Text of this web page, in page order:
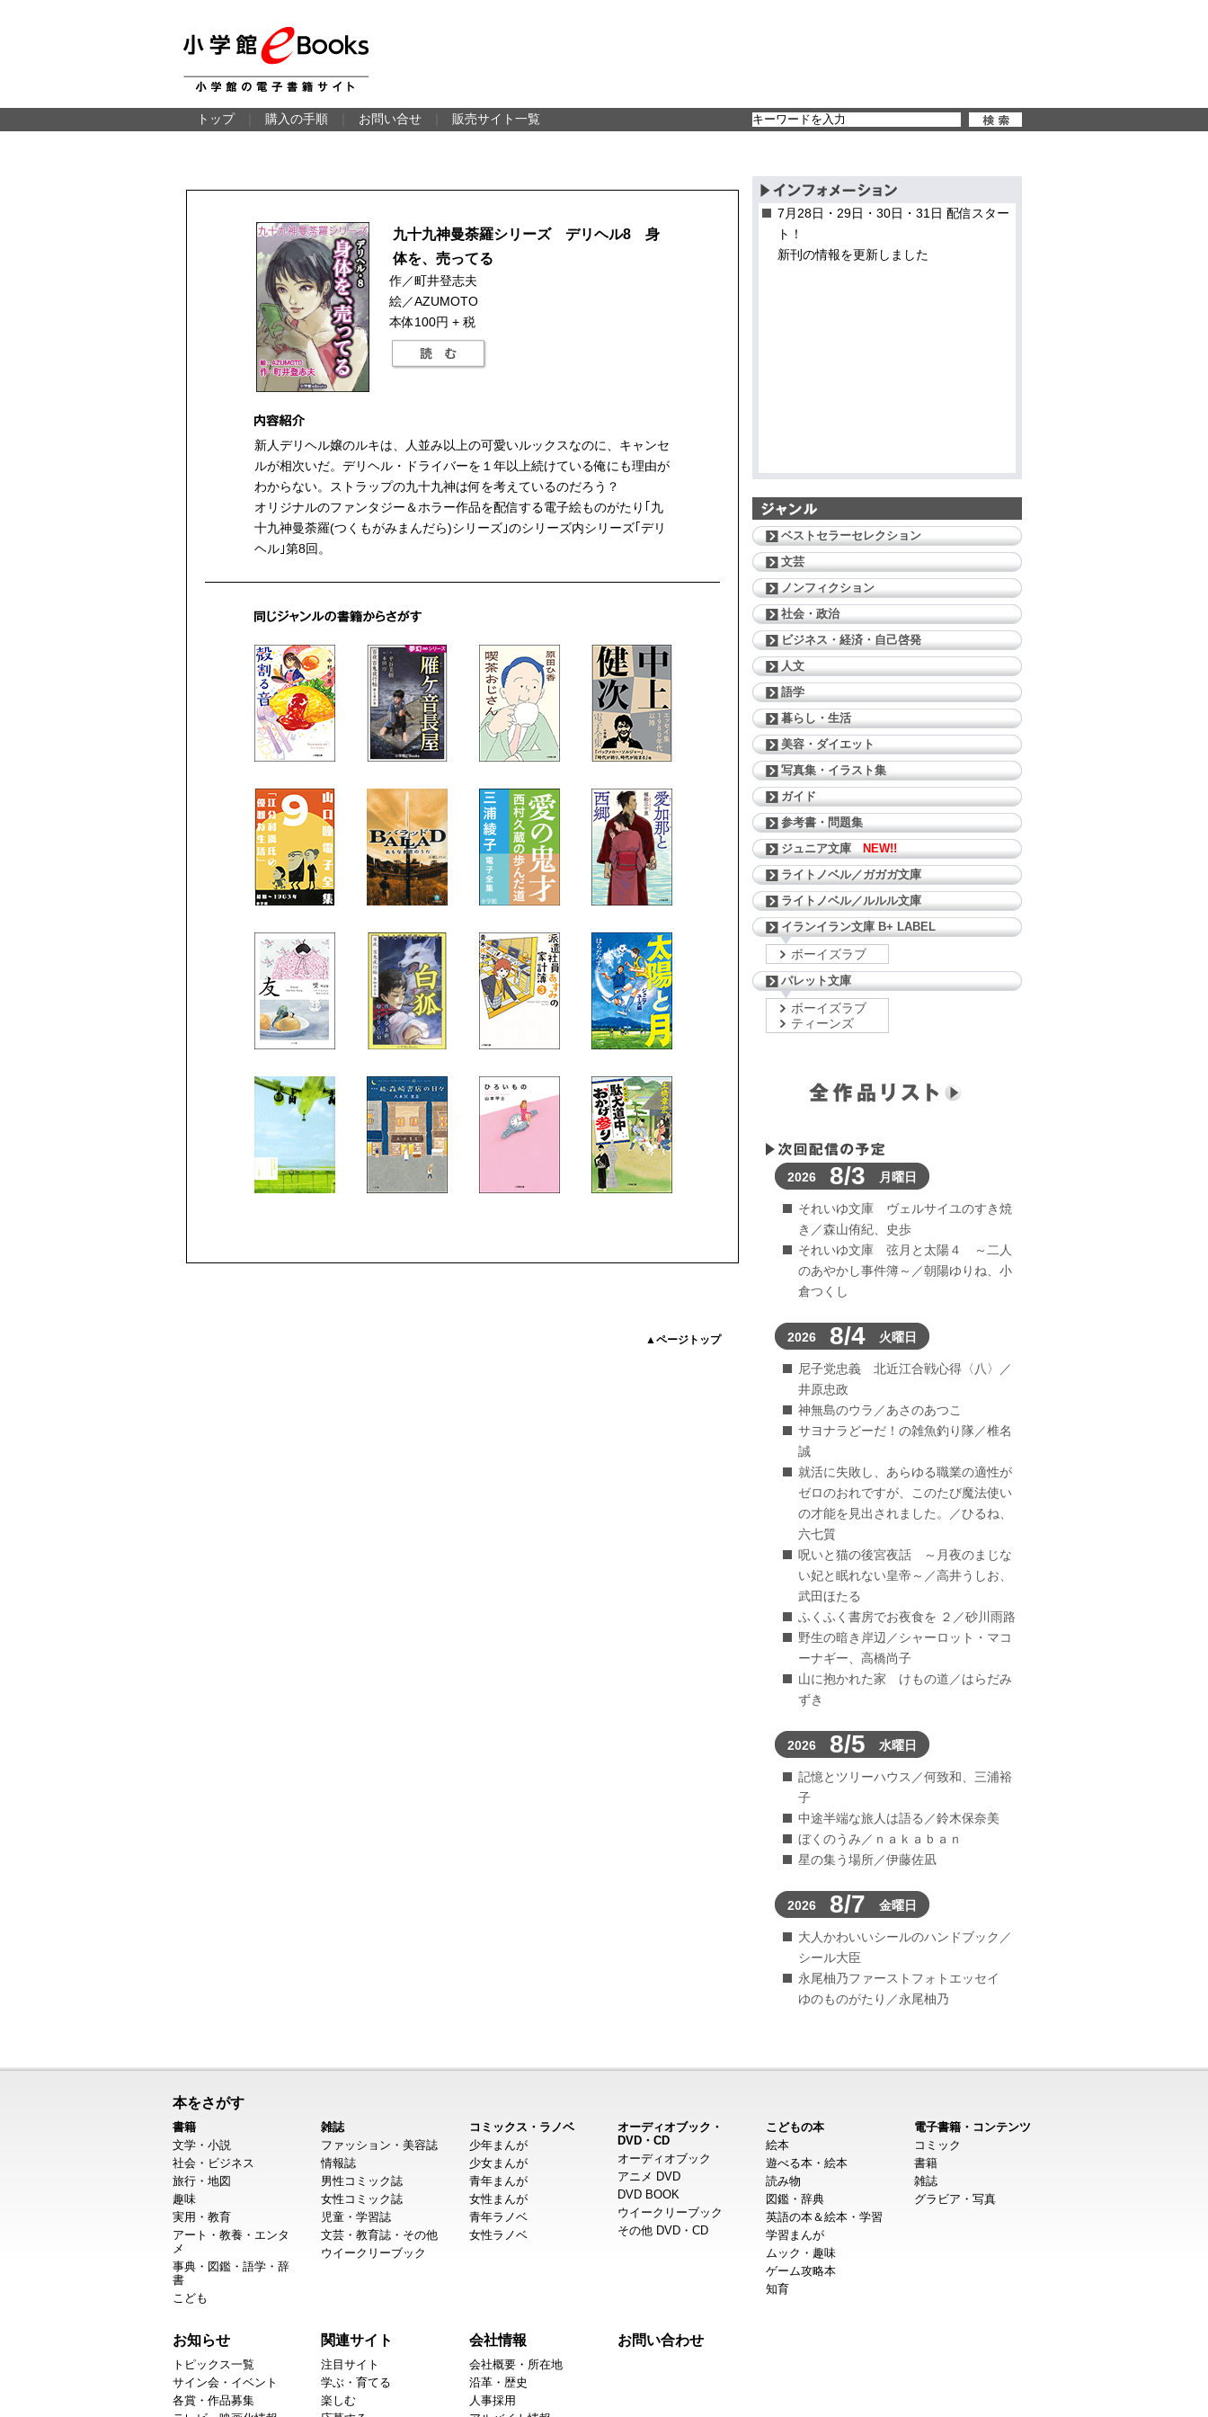
トップ 購入の手順 お問い合せ 販売サイト一覧
九十九神曼荼羅シリーズ デリヘル8 身
体を、売ってる
作／町井登志夫
絵／AZUMOTO
本体100円 + 税
新人デリヘル嬢のルキは、人並み以上の可愛いルックスなのに、キャンセ
ルが相次いだ。デリヘル・ドライバーを１年以上続けている俺にも理由が
わからない。ストラップの九十九神は何を考えているのだろう？
オリジナルのファンタジー＆ホラー作品を配信する電子絵ものがたり｢九
十九神曼荼羅(つくもがみまんだら)シリーズ｣のシリーズ内シリーズ｢デリ
ヘル｣第8回。
▲ページトップ
7月28日・29日・30日・31日 配信スター
ト！
新刊の情報を更新しました
ベストセラーセレクション
文芸
ノンフィクション
社会・政治
ビジネス・経済・自己啓発
人文
語学
暮らし・生活
美容・ダイエット
写真集・イラスト集
ガイド
参考書・問題集
ジュニア文庫
NEW!!
ライトノベル／ガガガ文庫
ライトノベル／ルルル文庫
イランイラン文庫 B+ LABEL
ボーイズラブ
パレット文庫
ボーイズラブ
ティーンズ
2026 8/3 月曜日
それいゆ文庫 ヴェルサイユのすき焼
き／森山侑紀、史歩
それいゆ文庫 弦月と太陽４ ～二人
のあやかし事件簿～／朝陽ゆりね、小
倉つくし
2026 8/4 火曜日
尼子党忠義 北近江合戦心得〈八〉／
井原忠政
神無島のウラ／あさのあつこ
サヨナラどーだ！の雑魚釣り隊／椎名
誠
就活に失敗し、あらゆる職業の適性が
ゼロのおれですが、このたび魔法使い
の才能を見出されました。／ひるね、
六七質
呪いと猫の後宮夜話 ～月夜のまじな
い妃と眠れない皇帝～／高井うしお、
武田ほたる
ふくふく書房でお夜食を ２／砂川雨路
野生の暗き岸辺／シャーロット・マコ
ーナギー、高橋尚子
山に抱かれた家 けもの道／はらだみ
ずき
2026 8/5 水曜日
記憶とツリーハウス／何致和、三浦裕
子
中途半端な旅人は語る／鈴木保奈美
ぼくのうみ／ｎａｋａｂａｎ
星の集う場所／伊藤佐凪
2026 8/7 金曜日
大人かわいいシールのハンドブック／
シール大臣
永尾柚乃ファーストフォトエッセイ
ゆのものがたり／永尾柚乃
本をさがす
書籍
文学・小説
社会・ビジネス
旅行・地図
趣味
実用・教育
アート・教養・エンタ
メ
事典・図鑑・語学・辞
書
こども
雑誌
ファッション・美容誌
情報誌
男性コミック誌
女性コミック誌
児童・学習誌
文芸・教育誌・その他
ウイークリーブック
コミックス・ラノベ
少年まんが
少女まんが
青年まんが
女性まんが
青年ラノベ
女性ラノベ
オーディオブック・
DVD・CD
オーディオブック
アニメ DVD
DVD BOOK
ウイークリーブック
その他 DVD・CD
こどもの本
絵本
遊べる本・絵本
読み物
図鑑・辞典
英語の本＆絵本・学習
学習まんが
ムック・趣味
ゲーム攻略本
知育
電子書籍・コンテンツ
コミック
書籍
雑誌
グラビア・写真
お知らせ
トピックス一覧
サイン会・イベント
各賞・作品募集
関連サイト
注目サイト
学ぶ・育てる
楽しむ
会社情報
会社概要・所在地
沿革・歴史
人事採用
お問い合わせ